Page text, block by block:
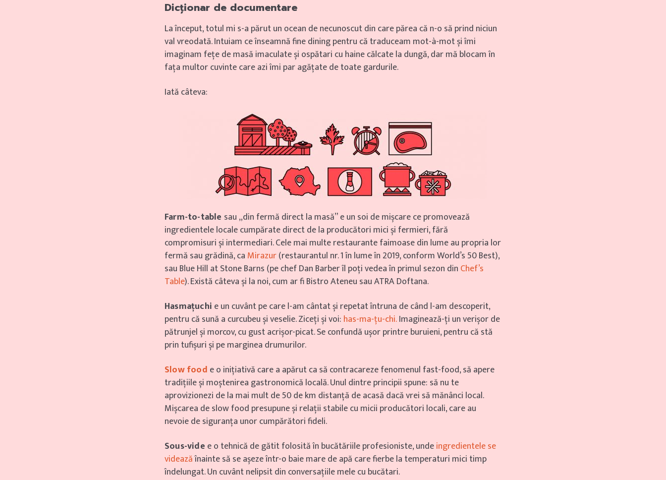
Dicționar de documentare
La început, totul mi s-a părut un ocean de necunoscut din care părea că n-o să prind niciun
val vreodată. Intuiam ce înseamnă fine dining pentru că traduceam mot-à-mot și îmi
imaginam fețe de masă imaculate și ospătari cu haine călcate la dungă, dar mă blocam în
fața multor cuvinte care azi îmi par agățate de toate gardurile.
Iată câteva:
Farm-to-table sau „din fermă direct la masă” e un soi de mișcare ce promovează
ingredientele locale cumpărate direct de la producători mici și fermieri, fără
compromisuri și intermediari. Cele mai multe restaurante faimoase din lume au propria lor
fermă sau grădină, ca Mirazur(restaurantul nr. 1 în lume în 2019, conform World’s 50 Best),
sau Blue Hill at Stone Barns (pe chef Dan Barber îl poți vedea în primul sezon din Chef’s
Table). Există câteva și la noi, cum ar fi Bistro Ateneu sau ATRA Doftana.
Hasmațuchi e un cuvânt pe care l-am cântat și repetat întruna de când l-am descoperit,
pentru că sună a curcubeu și veselie. Ziceți și voi: has-ma-țu-chi.Imaginează-ți un verișor de
pătrunjel și morcov, cu gust acrișor-picat. Se confundă ușor printre buruieni, pentru că stă
prin tufișuri și pe marginea drumurilor.
Slow food e o inițiativă care a apărut ca să contracareze fenomenul fast-food, să apere
tradițiile și moștenirea gastronomică locală. Unul dintre principii spune: să nu te
aprovizionezi de la mai mult de 50 de km distanță de acasă dacă vrei să mănânci local.
Mișcarea de slow food presupune și relații stabile cu micii producători locali, care au
nevoie de siguranța unor cumpărători fideli.
Sous-vide e o tehnică de gătit folosită în bucătăriile profesioniste, undeingredientele se
videazăînainte să se așeze într-o baie mare de apă care fierbe la temperaturi mici timp
îndelungat. Un cuvânt nelipsit din conversațiile mele cu bucătari.